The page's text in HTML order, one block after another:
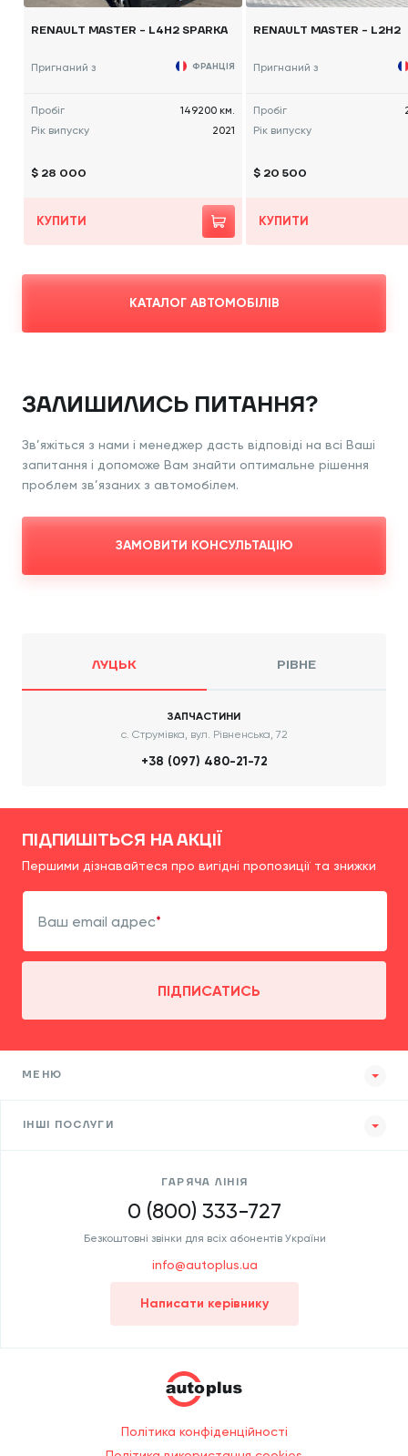
RENAULT MASTER - L4H2 SPARKA
Пригнаний з ФРАНЦІЯ
Пробіг
149200 км.
Рік випуску
2021
$ 28 000
КУПИТИ
RENAULT MASTER - L2H2
Пригнаний з
Пробіг
Рік випуску
$ 20 500
КУПИТИ
КАТАЛОГ АВТОМОБІЛІВ
ЗАЛИШИЛИСЬ ПИТАННЯ?
Зв’яжіться з нами і менеджер дасть відповіді на всі Ваші
запитання і допоможе Вам знайти оптимальне рішення
проблем зв’язаних з автомобілем.
ЗАМОВИТИ КОНСУЛЬТАЦІЮ
ЛУЦЬК РІВНЕ
ЗАПЧАСТИНИ
с. Струмівка, вул. Рівненська, 72
+38 (097) 480-21-72
ПІДПИШІТЬСЯ НА АКЦІЇ
Першими дізнавайтеся про вигідні пропозиції та знижки
Ваш email адрес
ПІДПИСАТИСЬ
МЕНЮ
ІНШІ ПОСЛУГИ
ГАРЯЧА ЛІНІЯ
0 (800) 333-727
Безкоштовні звінки для всіх абонентів України
info@autoplus.ua
Написати керівнику
Політика конфіденційності